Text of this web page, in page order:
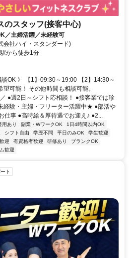
のスタッフ(接客中心)
／主婦活躍／未経験可
会社ハイ・スタンダード)
から徒歩1分
OK 》 【1】09:30～19:00 【2】14:30～
可能！ その他時間も相談可能。
●週2日～シフト応相談！ ●接客業では珍
経験・主婦・フリーター活躍中★ ●部活や
仕事 ●高時給＆厚待遇でお迎え♪ ●2...
用あり 副業・WワークOK
1日4時間以内OK
シフト自由 学歴不問 平日のみOK
学生歓迎
迎 有資格者歓迎 研修あり
ブランクOK
歓迎
ト